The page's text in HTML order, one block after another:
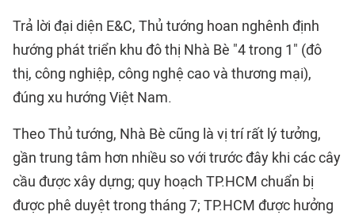
Trả lời đại diện E&C, Thủ tướng hoan nghênh định
hướng phát triển khu đô thị Nhà Bè "4 trong 1" (đô
thị, công nghiệp, công nghệ cao và thương mại),
đúng xu hướng Việt Nam.
Theo Thủ tướng, Nhà Bè cũng là vị trí rất lý tưởng,
gần trung tâm hơn nhiều so với trước đây khi các cây
cầu được xây dựng; quy hoạch TP.HCM chuẩn bị
được phê duyệt trong tháng 7; TP.HCM được hưởng